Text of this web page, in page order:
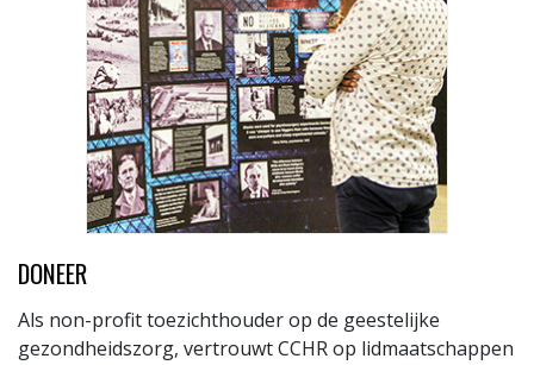
DONEER
Als non-profit toezichthouder op de geestelijke
gezondheidszorg, vertrouwt CCHR op lidmaatschappen